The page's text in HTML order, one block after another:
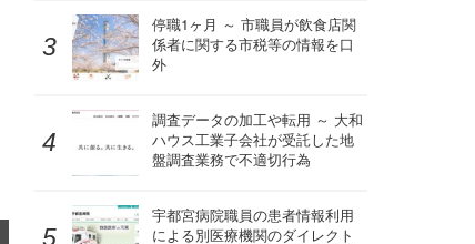
停職1ヶ月 ～ 市職員が飲食店関
係者に関する市税等の情報を口
外
調査データの加工や転用 ～ 大和
ハウス工業子会社が受託した地
盤調査業務で不適切行為
宇都宮病院職員の患者情報利用
による別医療機関のダイレクト